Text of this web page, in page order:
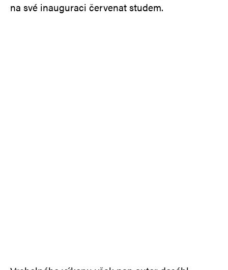
na své inauguraci červenat studem.